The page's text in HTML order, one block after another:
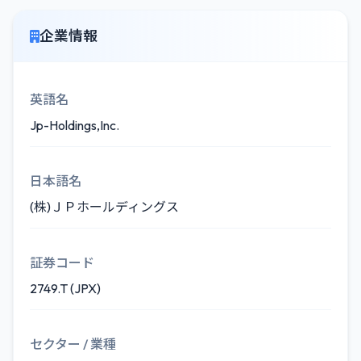
企業情報
英語名
Jp-Holdings,Inc.
日本語名
(株)ＪＰホールディングス
証券コード
2749.T (JPX)
セクター / 業種